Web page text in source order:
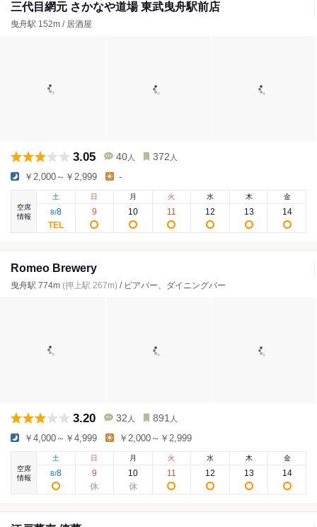
三代目網元 さかなや道場 東武曳舟駅前店
曳舟駅 152m / 居酒屋
3.05 40 人 372 人
￥2,000～￥2,999 -
空席
情報
土
8/8
日
9
月
10
火
11
水
12
木
13
金
14
Romeo Brewery
曳舟駅 774m (押上駅 267m) / ビアバー、ダイニングバー
3.20 32 人 891 人
￥4,000～￥4,999 ￥2,000～￥2,999
空席
情報
土
8/8
日
9
月
10
火
11
水
12
木
13
金
14